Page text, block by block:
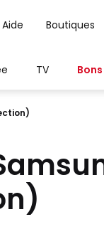
Aide Boutiques
TV